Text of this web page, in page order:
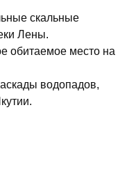
скальные
Лены.
обитаемое место на
водопадов,